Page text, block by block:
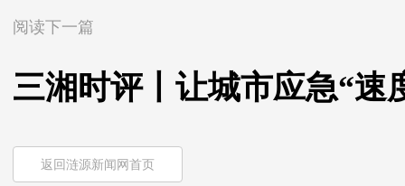
阅读下一篇
三湘时评丨让城市应急“速
返回涟源新闻网首页